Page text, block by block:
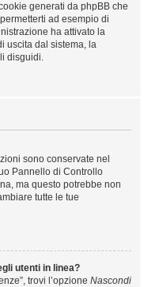
generati da phpBB che
ad esempio di
ha attivato la
uscita dal sistema, la
disguidi.
sono conservate nel
Pannello di Controllo
ma questo potrebbe non
tutte le tue
utenti in linea?
trovi l’opzione Nascondi